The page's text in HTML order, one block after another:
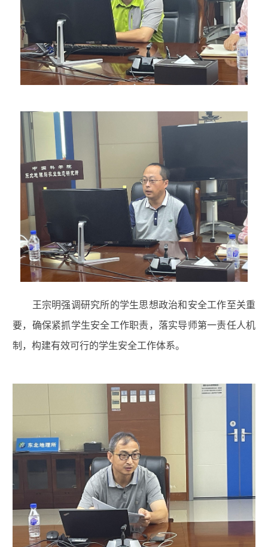
王宗明强调研究所的学生思想政治和安全工作至关重
要，确保紧抓学生安全工作职责，落实导师第一责任人机
制，构建有效可行的学生安全工作体系。